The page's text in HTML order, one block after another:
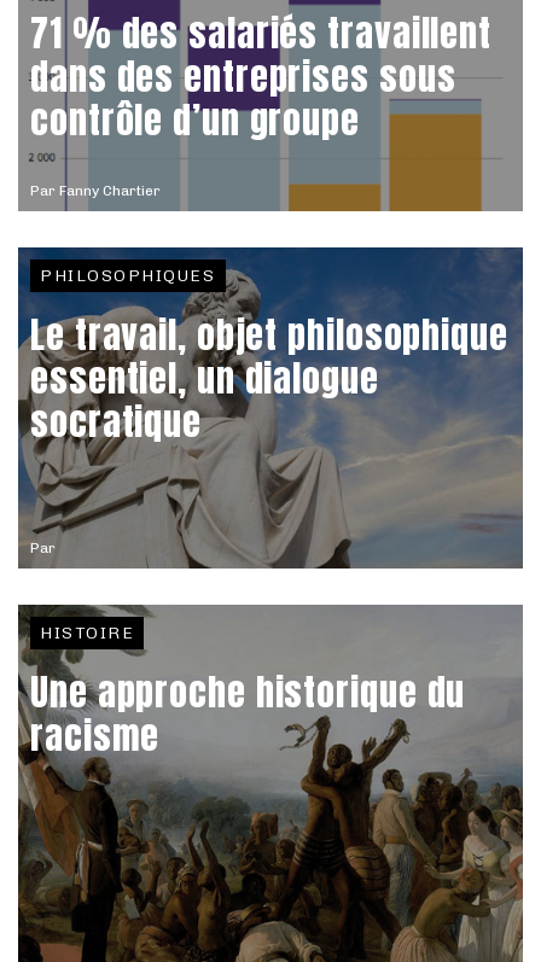
Par Fanny Chartier
71 % des salariés travaillent
dans des entreprises sous
contrôle d’un groupe
Par
PHILOSOPHIQUES
Le travail, objet philosophique
essentiel, un dialogue
socratique
HISTOIRE
Une approche historique du
racisme